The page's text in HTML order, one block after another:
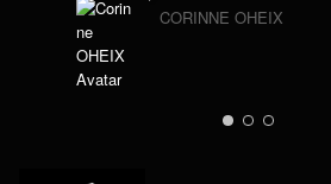
CORINNE OHEIX